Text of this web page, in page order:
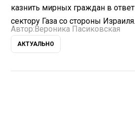
казнить мирных граждан в
сектору Газа со стороны Израиля.
Автор: Вероника Пасиковская
АКТУАЛЬНО